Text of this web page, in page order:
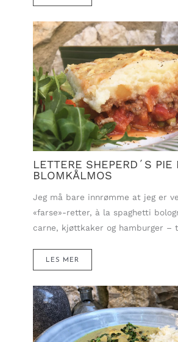
LETTERE SHEPERD´S PIE
BLOMKÅLMOS
Jeg må bare innrømme at jeg er
«farse»-retter, à la spaghetti
carne, kjøttkaker og hamburger –
LES MER